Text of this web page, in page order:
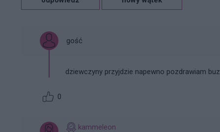
gość
dziewczyny przyjdzie napewno pozdrawiam
0
kammeleon